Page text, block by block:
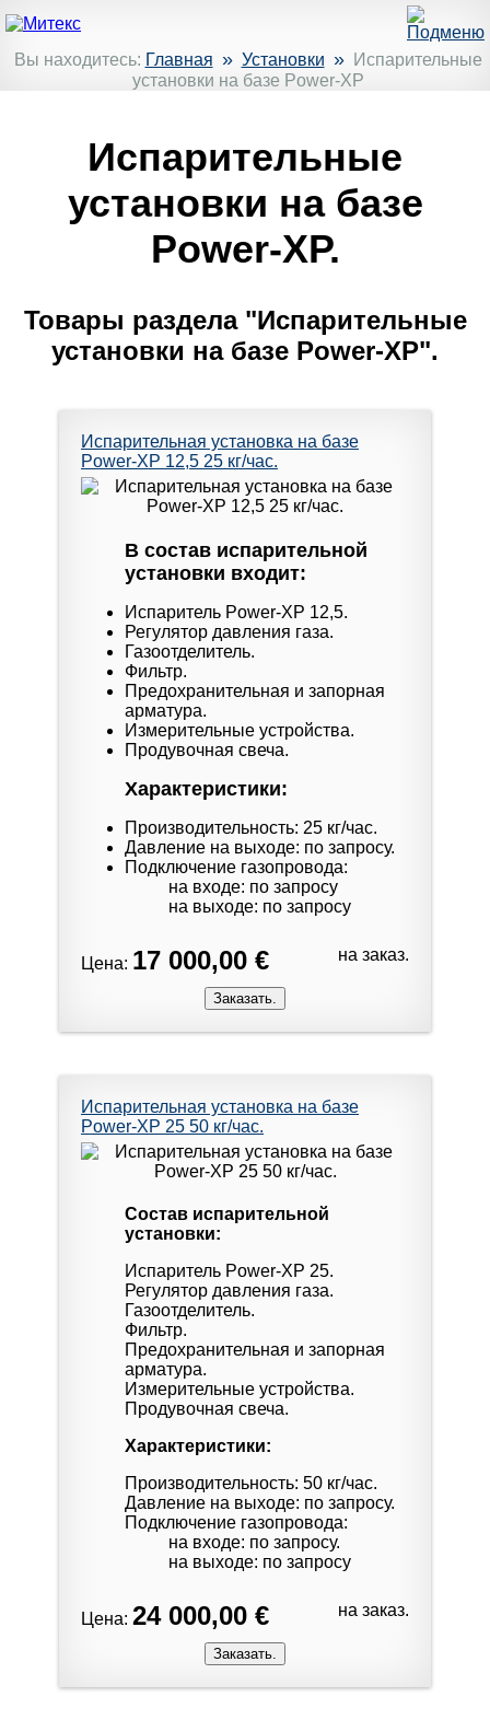
Вы находитесь: Главная » Установки » Испарительные
установки на базе Power-XP
Испарительные
установки на базе
Power-XP.
Товары раздела "Испарительные
установки на базе Power-XP".
Испарительная установка на базе
Power-XP 12,5 25 кг/час.
В состав испарительной
установки входит:
Испаритель Power-XP 12,5.
Регулятор давления газа.
Газоотделитель.
Фильтр.
Предохранительная и запорная
арматура.
Измерительные устройства.
Продувочная свеча.
Характеристики:
Производительность: 25 кг/час.
Давление на выходе: по запросу.
Подключение газопровода:
на входе: по запросу
на выходе: по запросу
Цена: 17 000,00 € на заказ.
Испарительная установка на базе
Power-XP 25 50 кг/час.
Состав испарительной
установки:
Испаритель Power-XP 25.
Регулятор давления газа.
Газоотделитель.
Фильтр.
Предохранительная и запорная
арматура.
Измерительные устройства.
Продувочная свеча.
Характеристики:
Производительность: 50 кг/час.
Давление на выходе: по запросу.
Подключение газопровода:
на входе: по запросу.
на выходе: по запросу
Цена: 24 000,00 € на заказ.